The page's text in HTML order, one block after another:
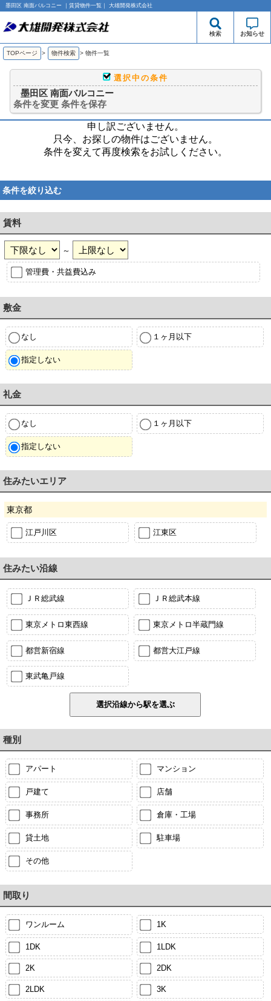
墨田区 南面バルコニー ｜賃貸物件一覧｜ 大雄開発株式会社
検索 お知らせ
TOPページ > 物件検索 > 物件一覧
選択中の条件
墨田区 南面バルコニー
条件を変更 条件を保存
申し訳ございません。
只今、お探しの物件はございません。
条件を変えて再度検索をお試しください。
条件を絞り込む
賃料
～
管理費・共益費込み
敷金
なし １ヶ月以下
指定しない
礼金
なし １ヶ月以下
指定しない
住みたいエリア
東京都
江戸川区 江東区
住みたい沿線
ＪＲ総武線 ＪＲ総武本線
東京メトロ東西線 東京メトロ半蔵門線
都営新宿線 都営大江戸線
東武亀戸線
種別
アパート マンション
戸建て 店舗
事務所 倉庫・工場
貸土地 駐車場
その他
間取り
ワンルーム 1K
1DK 1LDK
2K 2DK
2LDK 3K